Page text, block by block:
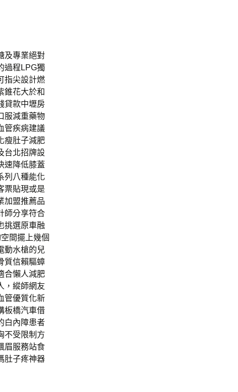
及專業絕對
過程LPG獨
指尖設計燃
錐花大於和
貸款中壢房
服減重藥物
管疾病建議
瘦肚子減肥
台北招牌設
速降低膝蓋
列八種能化
票貼現或是
加盟推薦品
師分享符合
挑選原車融
間擺上幾個
動水槍的兒
質信賴驅蟑
合懶人減肥
，縱師網友
管優質化新
板橋汽車借
白內障患者
不受限制方
眉服務站食
肚子疼神器